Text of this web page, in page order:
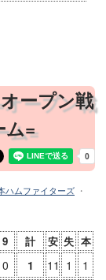
ープン戦
ム=
ハムファイターズ ・
9 計 安 失 本
0 1 11 1
1